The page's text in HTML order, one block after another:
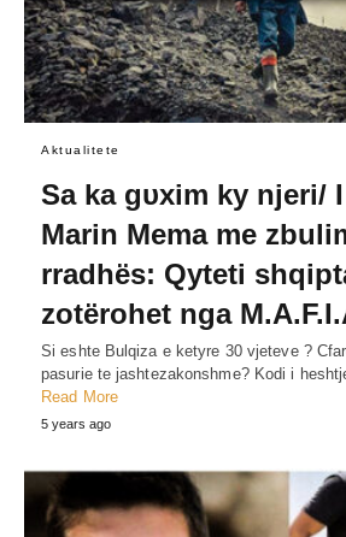
Aktualitete
Sa ka gυxim ky njeri/
Marin Mema me
rradhës: Qyteti
zotërohet nga
Si eshte Bulqiza e ketyre 30 vjeteve ?
pasurie te jashtezakonshme? Kodi i
Read More
5 years ago